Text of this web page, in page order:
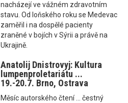
nacházejí ve vážném zdravotním
stavu. Od loňského roku se Medevac
zaměřil i na dospělé pacienty
zraněné v bojích v Sýrii a právě na
Ukrajině.
Anatolij Dnistrovyj: Kultura
lumpenproletariátu ...
19.-20.7. Brno, Ostrava
Měsíc autorského čtení ... čestný